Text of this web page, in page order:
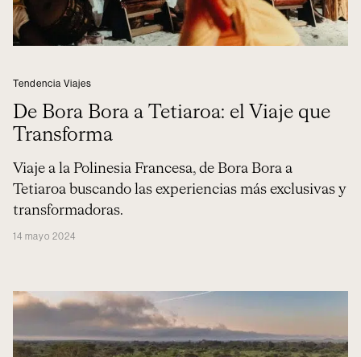
Tendencia Viajes
De Bora Bora a Tetiaroa: el Viaje que
Transforma
Viaje a la Polinesia Francesa, de Bora Bora a
Tetiaroa buscando las experiencias más exclusivas y
transformadoras.
14 mayo 2024